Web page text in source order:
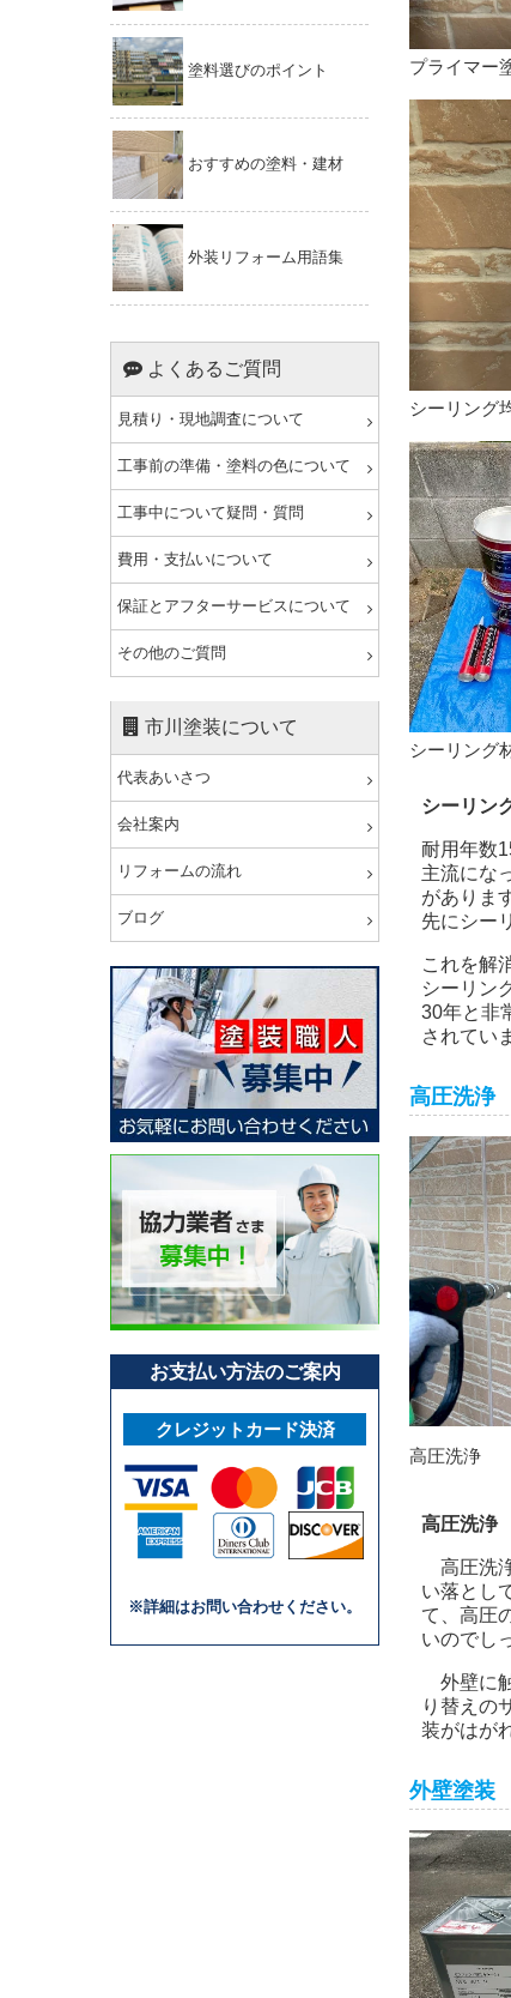
塗料選びのポイント
おすすめの塗料・建材
外装リフォーム用語集
よくあるご質問
見積り・現地調査について
工事前の準備・塗料の色について
工事中について疑問・質問
費用・支払いについて
保証とアフターサービスについて
その他のご質問
市川塗装について
代表あいさつ
会社案内
リフォームの流れ
ブログ
お支払い方法のご案内
クレジットカード決済
※詳細はお問い合わせください。
プライマー
シーリング
シーリング
シーリン
耐用年数
主流にな
がありま
先にシー
これを解
シーリン
30年と非
されてい
高圧洗浄
高圧洗浄
高圧洗浄
高圧洗
い落とし
て、高圧
いのでし
外壁に
り替えの
装がはが
外壁塗装